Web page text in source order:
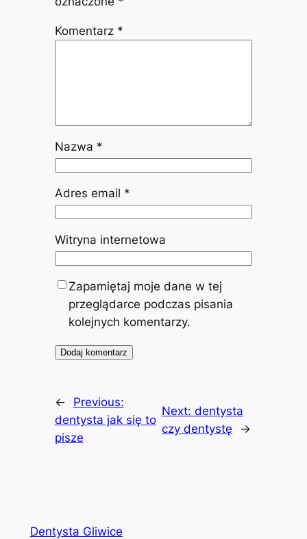
Komentarz *
Nazwa *
Adres email *
Witryna internetowa
Zapamiętaj moje dane w tej
przeglądarce podczas pisania
kolejnych komentarzy.
←
Previous:
dentysta jak się to
pisze
Next:dentysta
czy dentystę
→
Dentysta Gliwice